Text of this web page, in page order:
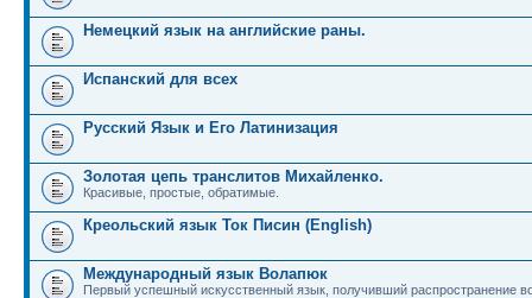
Немецкий язык на английские раны.
Испанский для всех
Русский Язык и Его Латинизация
Золотая цепь транслитов Михайленко.
Красивые, простые, обратимые.
Креольский язык Ток Писин (English)
Международный язык Волапюк
Первый успешный искусственный язык, получивший распространение